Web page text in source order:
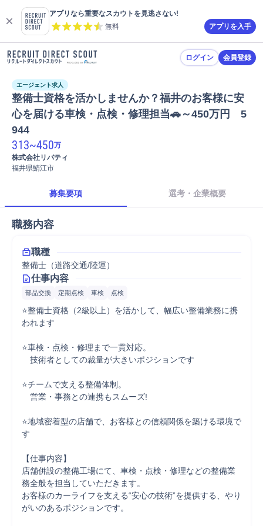
アプリなら重要なスカウトを見逃さない!
無料
アプリを入手
ログイン 会員登録
エージェント求人
整備士資格を活かしませんか？福井のお客様に安
心を届ける車検・点検・修理担当🚗～450万円　5
944
313~450万
株式会社リバティ
福井県鯖江市
募集要項 選考・企業概要
職務内容
職種
整備士（道路交通/陸運）
仕事内容
部品交換 定期点検 車検 点検
⭐整備士資格（2級以上）を活かして、幅広い整備業務に携
われます
⭐車検・点検・修理まで一貫対応。
技術者としての裁量が大きいポジションです
⭐チームで支える整備体制。
営業・事務との連携もスムーズ!
⭐地域密着型の店舗で、お客様との信頼関係を築ける環境で
す
【仕事内容】
店舗併設の整備工場にて、車検・点検・修理などの整備業
務全般を担当していただきます。
お客様のカーライフを支える“安心の技術”を提供する、やり
がいのあるポジションです。